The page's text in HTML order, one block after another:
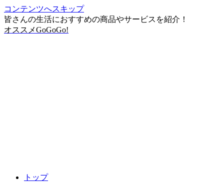
コンテンツへスキップ
皆さんの生活におすすめの商品やサービスを紹介！
オススメGoGoGo!
トップ